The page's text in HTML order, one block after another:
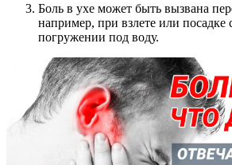
Боль в ухе может быть вызвана
например, при взлете или посадке
погружении под воду.